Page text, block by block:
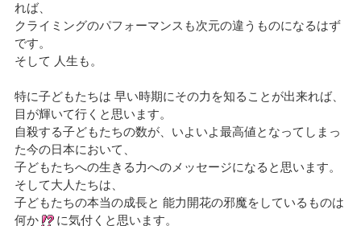
れば、
クライミングのパフォーマンスも次元の違うものになるはず
です。
そして 人生も。
特に子どもたちは 早い時期にその力を知ることが出来れば、
目が輝いて行くと思います。
自殺する子どもたちの数が、いよいよ最高値となってしまっ
た今の日本において、
子どもたちへの生きる力へのメッセージになると思います。
そして大人たちは、
子どもたちの本当の成長と 能力開花の邪魔をしているものは
何か
に気付くと思います。